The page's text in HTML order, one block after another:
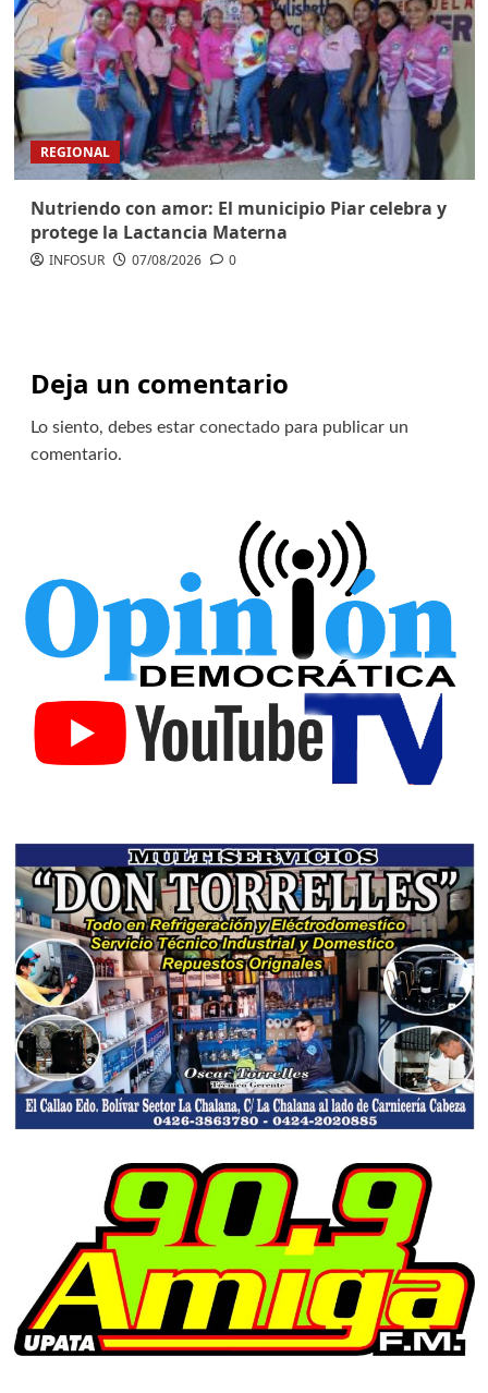
REGIONAL
Nutriendo con amor: El municipio Piar celebra y
protege la Lactancia Materna
INFOSUR 07/08/2026 0
Deja un comentario
Lo siento, debes estar conectadopara publicar un
comentario.